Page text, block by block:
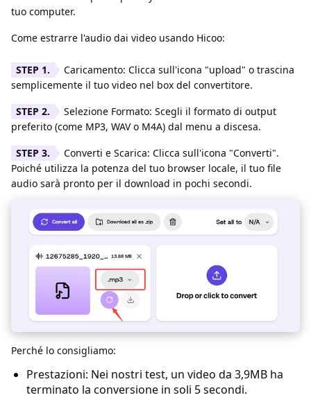
tuo computer.
Come estrarre l'audio dai video usando Hicoo:
Caricamento: Clicca sull'icona "upload" o trascina
semplicemente il tuo video nel box del convertitore.
Selezione Formato: Scegli il formato di output
preferito (come MP3, WAV o M4A) dal menu a discesa.
Converti e Scarica: Clicca sull'icona "Converti".
Poiché utilizza la potenza del tuo browser locale, il tuo file
audio sarà pronto per il download in pochi secondi.
Perché lo consigliamo:
Prestazioni: Nei nostri test, un video da 3,9MB ha
terminato la conversione in soli 5 secondi.